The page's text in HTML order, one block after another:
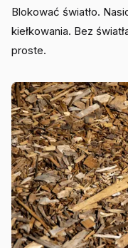
Blokować światło.
kiełkowania. Bez
proste.